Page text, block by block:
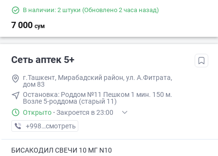
В наличии: 2 штуки (Обновлено 2 часа назад)
7 000 сум
Сеть аптек 5+
г.Ташкент, Мирабадский район, ул. А.Фитрата,
дом 83
Остановка: ​Роддом №11​ Пешком 1 мин​. 150 м.
Возле 5-роддома (старый 11)
Открыто · Закроется в 23:00
+998 (71) XXX-XX-XX
смотреть
БИСАКОДИЛ СВЕЧИ 10 МГ N10